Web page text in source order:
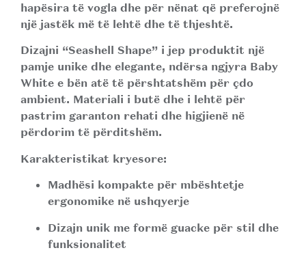
hapësira të vogla dhe për nënat që preferojnë
një jastëk më të lehtë dhe të thjeshtë.
Dizajni “Seashell Shape” i jep produktit një
pamje unike dhe elegante, ndërsa ngjyra Baby
White e bën atë të përshtatshëm për çdo
ambient. Materiali i butë dhe i lehtë për
pastrim garanton rehati dhe higjienë në
përdorim të përditshëm.
Karakteristikat kryesore:
Madhësi kompakte për mbështetje
ergonomike në ushqyerje
Dizajn unik me formë guacke për stil dhe
funksionalitet